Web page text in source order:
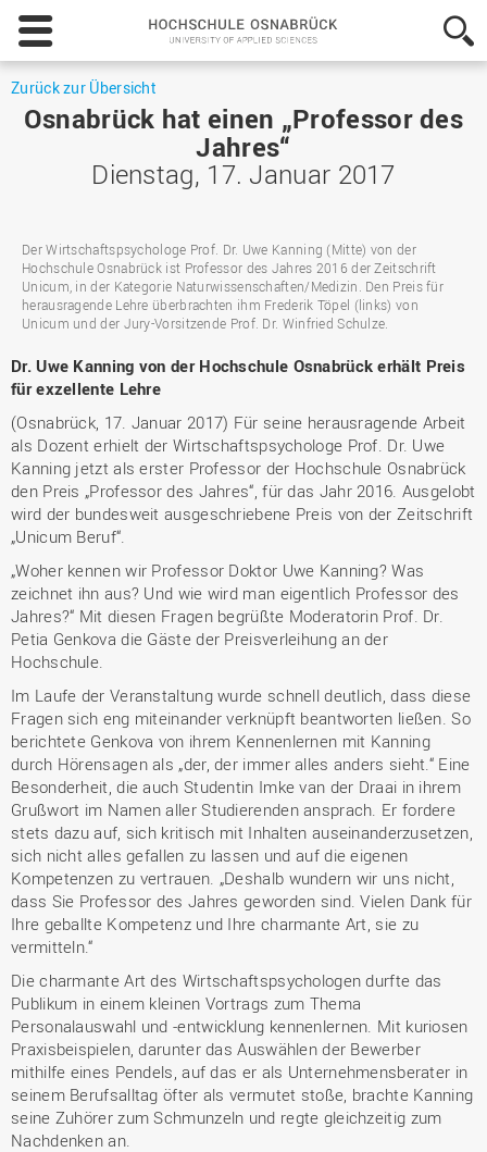
Hochschule
Osnabrück
-
Applied
Zurück zur Übersicht
Osnabrück hat einen „Professor des
Jahres“
Dienstag, 17. Januar 2017
Der Wirtschaftspsychologe Prof. Dr. Uwe Kanning (Mitte) von der
Hochschule Osnabrück ist Professor des Jahres 2016 der Zeitschrift
Unicum, in der Kategorie Naturwissenschaften/Medizin. Den Preis für
herausragende Lehre überbrachten ihm Frederik Töpel (links) von
Unicum und der Jury-Vorsitzende Prof. Dr. Winfried Schulze.
Dr. Uwe Kanning von der Hochschule Osnabrück erhält Preis
für exzellente Lehre
(Osnabrück, 17. Januar 2017) Für seine herausragende Arbeit
als Dozent erhielt der Wirtschaftspsychologe Prof. Dr. Uwe
Kanning jetzt als erster Professor der Hochschule Osnabrück
den Preis „Professor des Jahres“, für das Jahr 2016. Ausgelobt
wird der bundesweit ausgeschriebene Preis von der Zeitschrift
„Unicum Beruf“.
„Woher kennen wir Professor Doktor Uwe Kanning? Was
zeichnet ihn aus? Und wie wird man eigentlich Professor des
Jahres?“ Mit diesen Fragen begrüßte Moderatorin Prof. Dr.
Petia Genkova die Gäste der Preisverleihung an der
Hochschule.
Im Laufe der Veranstaltung wurde schnell deutlich, dass diese
Fragen sich eng miteinander verknüpft beantworten ließen. So
berichtete Genkova von ihrem Kennenlernen mit Kanning
durch Hörensagen als „der, der immer alles anders sieht.“ Eine
Besonderheit, die auch Studentin Imke van der Draai in ihrem
Grußwort im Namen aller Studierenden ansprach. Er fordere
stets dazu auf, sich kritisch mit Inhalten auseinanderzusetzen,
sich nicht alles gefallen zu lassen und auf die eigenen
Kompetenzen zu vertrauen. „Deshalb wundern wir uns nicht,
dass Sie Professor des Jahres geworden sind. Vielen Dank für
Ihre geballte Kompetenz und Ihre charmante Art, sie zu
vermitteln.“
Die charmante Art des Wirtschaftspsychologen durfte das
Publikum in einem kleinen Vortrags zum Thema
Personalauswahl und -entwicklung kennenlernen. Mit kuriosen
Praxisbeispielen, darunter das Auswählen der Bewerber
mithilfe eines Pendels, auf das er als Unternehmensberater in
seinem Berufsalltag öfter als vermutet stoße, brachte Kanning
seine Zuhörer zum Schmunzeln und regte gleichzeitig zum
Nachdenken an.